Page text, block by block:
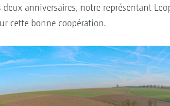
deux anniversaires, notre représentant
cette bonne coopération.